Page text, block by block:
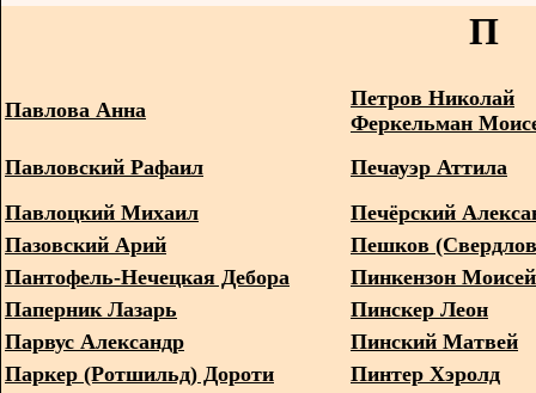
П
Павлова Анна
Петров Николай
Феркельман
Павловский Рафаил
Печауэр Аттила
Павлоцкий Михаил
Печёрский
Пазовский Арий
Пешков
Пантофель-Нечецкая Дебора
Пинкензон Моисей
Паперник Лазарь
Пинскер Леон
Парвус Александр
Пинский Матвей
Паркер (Ротшильд) Дороти
Пинтер Хэролд